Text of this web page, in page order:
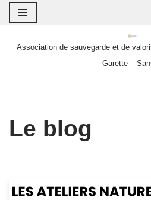
auAssociation de sauvegarde et de
Garette –
Le blog